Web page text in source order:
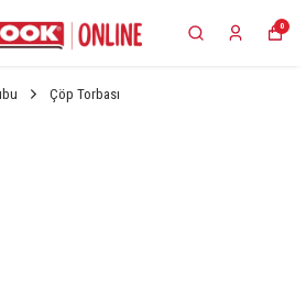
0
Çöp Torbası